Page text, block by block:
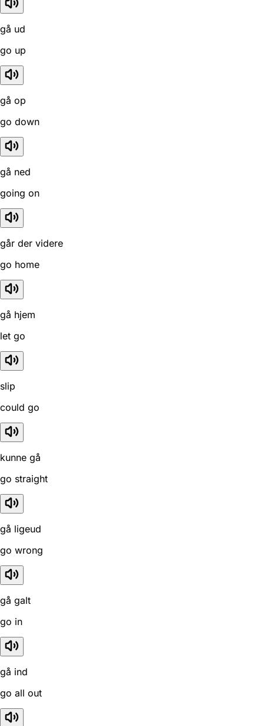
gå ud
go up
gå op
go down
gå ned
going on
går der videre
go home
gå hjem
let go
slip
could go
kunne gå
go straight
gå ligeud
go wrong
gå galt
go in
gå ind
go all out